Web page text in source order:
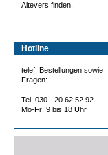
Altevers finden.
Hotline
telef. Bestellungen sowie
Fragen:
Tel: 030 - 20 62 52 92
Mo-Fr: 9 bis 18 Uhr